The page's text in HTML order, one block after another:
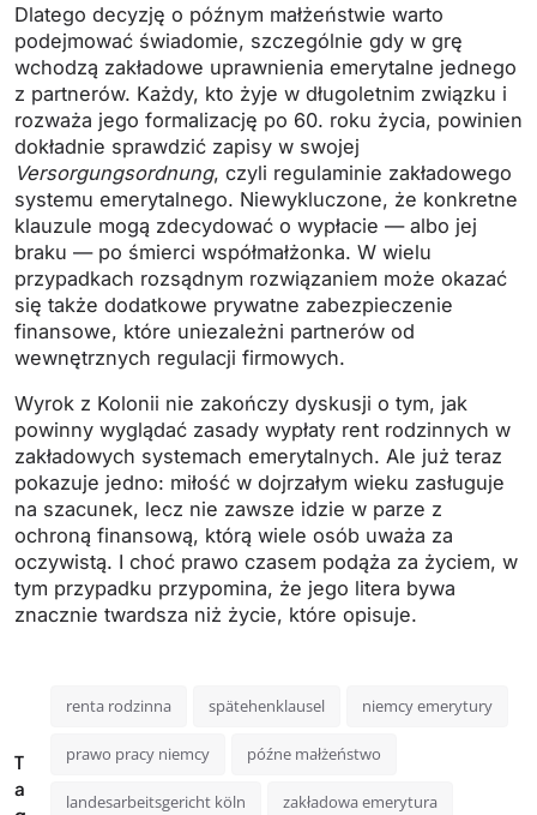
Dlatego decyzję o późnym małżeństwie warto
podejmować świadomie, szczególnie gdy w grę
wchodzą zakładowe uprawnienia emerytalne jednego
z partnerów. Każdy, kto żyje w długoletnim związku i
rozważa jego formalizację po 60. roku życia, powinien
dokładnie sprawdzić zapisy w swojej
Versorgungsordnung, czyli regulaminie zakładowego
systemu emerytalnego. Niewykluczone, że konkretne
klauzule mogą zdecydować o wypłacie — albo jej
braku — po śmierci współmałżonka. W wielu
przypadkach rozsądnym rozwiązaniem może okazać
się także dodatkowe prywatne zabezpieczenie
finansowe, które uniezależni partnerów od
wewnętrznych regulacji firmowych.
Wyrok z Kolonii nie zakończy dyskusji o tym, jak
powinny wyglądać zasady wypłaty rent rodzinnych w
zakładowych systemach emerytalnych. Ale już teraz
pokazuje jedno: miłość w dojrzałym wieku zasługuje
na szacunek, lecz nie zawsze idzie w parze z
ochroną finansową, którą wiele osób uważa za
oczywistą. I choć prawo czasem podąża za życiem, w
tym przypadku przypomina, że jego litera bywa
znacznie twardsza niż życie, które opisuje.
T
a
renta rodzinna spätehenklausel niemcy emerytury
prawo pracy niemcy późne małżeństwo
landesarbeitsgericht köln zakładowa emerytura